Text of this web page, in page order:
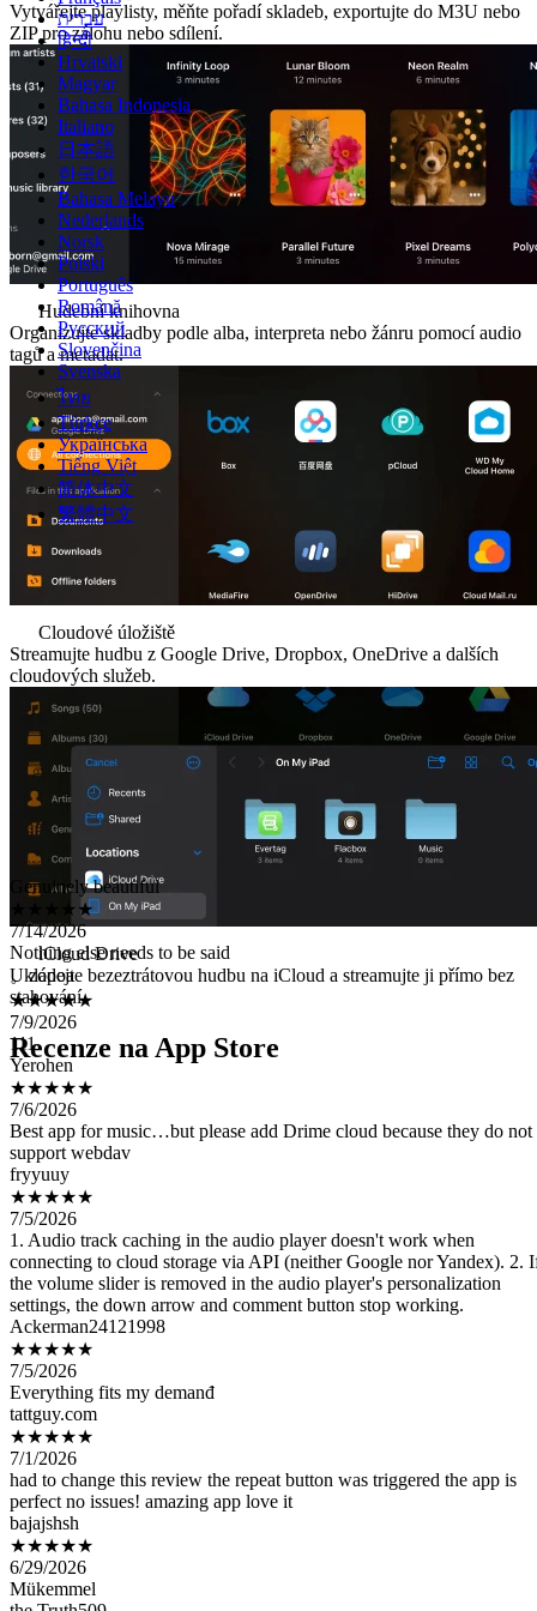
עברית
हिन्दी
Hrvatski
Magyar
Bahasa Indonesia
Italiano
日本語
한국어
Bahasa Melayu
Nederlands
Norsk
Polski
Português
Română
Русский
Slovenčina
Svenska
ไทย
Türkçe
Українська
Tiếng Việt
简体中文
繁體中文
Vytvářejte playlisty, měňte pořadí skladeb, exportujte do M3U nebo
ZIP pro zálohu nebo sdílení.
Hudební knihovna
Organizujte skladby podle alba, interpreta nebo žánru pomocí audio
tagů a metadat.
Cloudové úložiště
Streamujte hudbu z Google Drive, Dropbox, OneDrive a dalších
cloudových služeb.
iCloud Drive
Ukládejte bezeztrátovou hudbu na iCloud a streamujte ji přímo bez
stahování.
Recenze na App Store
Genuinely beautiful
★★★★★
7/14/2026
Nothing else needs to be said
。zopoa
★★★★★
7/9/2026
111
Yerohen
★★★★★
7/6/2026
Best app for music…but please add Drime cloud because they do not
support webdav
fryyuuy
★★★★★
7/5/2026
1. Audio track caching in the audio player doesn't work when
connecting to cloud storage via API (neither Google nor Yandex). 2.
the volume slider is removed in the audio player's personalization
settings, the down arrow and comment button stop working.
Ackerman24121998
★★★★★
7/5/2026
Everything fits my demanđ
tattguy.com
★★★★★
7/1/2026
had to change this review the repeat button was triggered the app is
perfect no issues! amazing app love it
bajajshsh
★★★★★
6/29/2026
Mükemmel
the Truth509
★★★★★